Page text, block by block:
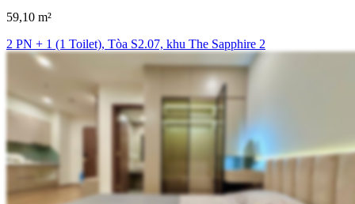
59,10 m²
2 PN + 1 (1 Toilet), Tòa S2.07, khu The Sapphire 2